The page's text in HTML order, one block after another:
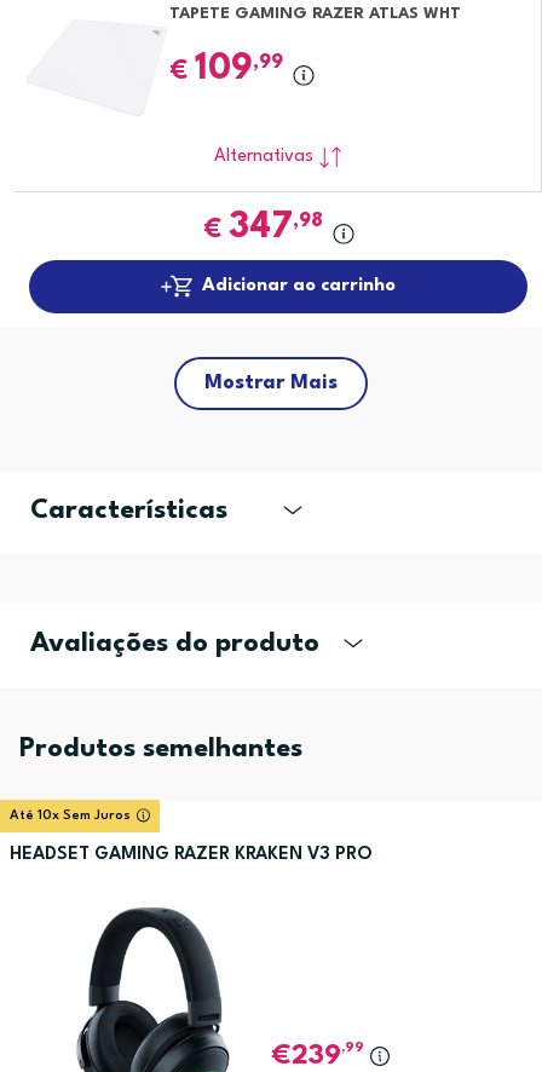
TAPETE GAMING RAZER ATLAS WHT
€ 109,99
Alternativas
€ 347,98
Adicionar ao carrinho
Mostrar Mais
Características
Avaliações do produto
Produtos semelhantes
Até 10x Sem Juros
HEADSET GAMING RAZER KRAKEN V3 PRO
239,99